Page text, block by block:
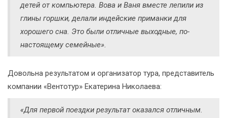
детей от компьютера. Вова и Ваня вместе лепили из
глины горшки, делали индейские приманки для
хорошего сна. Это были отличные выходные, по-
настоящему семейные».
Довольна результатом и организатор тура, представитель
компании «Вентотур» Екатерина Николаева:
«Для первой поездки результат оказался отличным.